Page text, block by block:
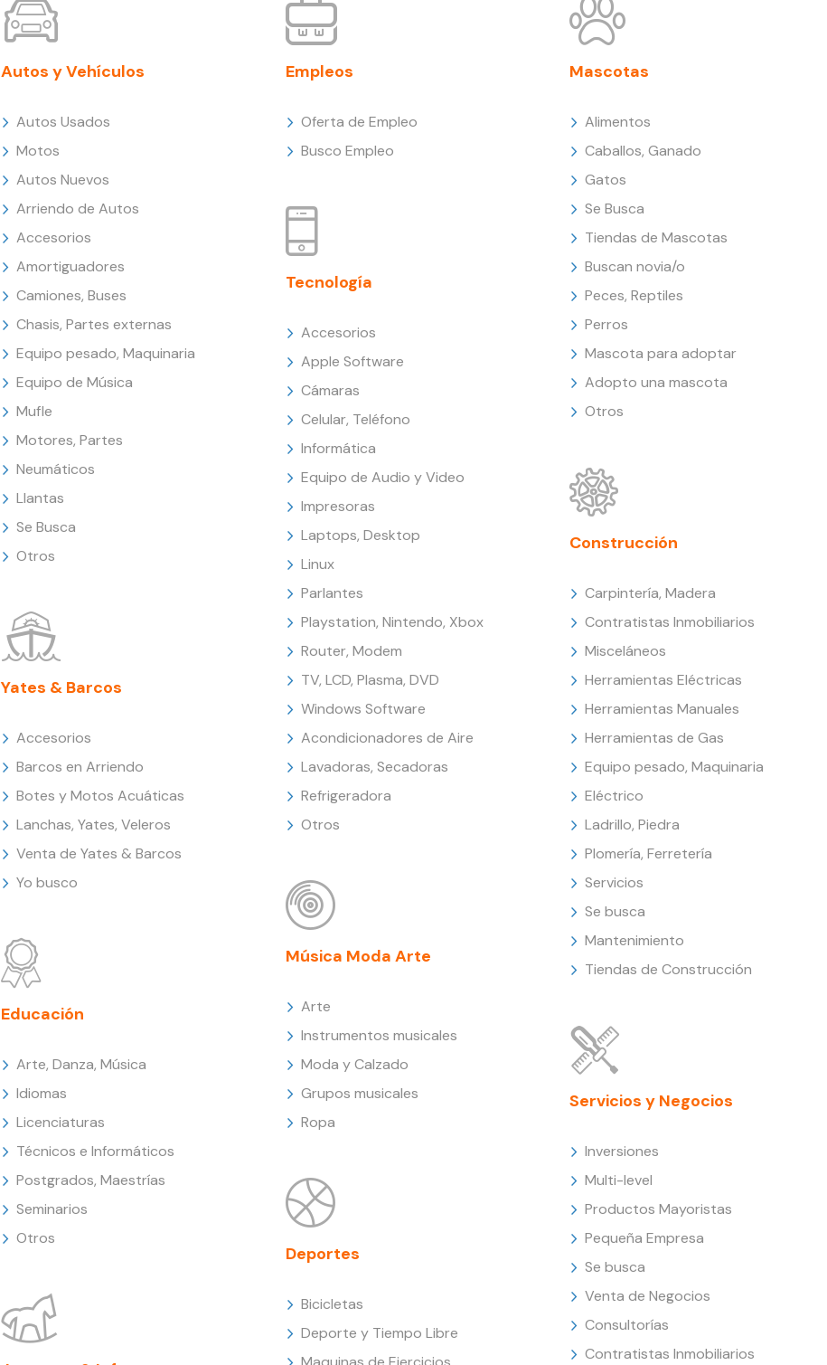
Autos y Vehículos
Autos Usados
Motos
Autos Nuevos
Arriendo de Autos
Accesorios
Amortiguadores
Camiones, Buses
Chasis, Partes externas
Equipo pesado, Maquinaria
Equipo de Música
Mufle
Motores, Partes
Neumáticos
Llantas
Se Busca
Otros
Yates & Barcos
Accesorios
Barcos en Arriendo
Botes y Motos Acuáticas
Lanchas, Yates, Veleros
Venta de Yates & Barcos
Yo busco
Educación
Arte, Danza, Música
Idiomas
Licenciaturas
Técnicos e Informáticos
Postgrados, Maestrías
Seminarios
Otros
Empleos
Oferta de Empleo
Busco Empleo
Tecnología
Accesorios
Apple Software
Cámaras
Celular, Teléfono
Informática
Equipo de Audio y Video
Impresoras
Laptops, Desktop
Linux
Parlantes
Playstation, Nintendo, Xbox
Router, Modem
TV, LCD, Plasma, DVD
Windows Software
Acondicionadores de Aire
Lavadoras, Secadoras
Refrigeradora
Otros
Música Moda Arte
Arte
Instrumentos musicales
Moda y Calzado
Grupos musicales
Ropa
Deportes
Bicicletas
Deporte y Tiempo Libre
Mascotas
Alimentos
Caballos, Ganado
Gatos
Se Busca
Tiendas de Mascotas
Buscan novia/o
Peces, Reptiles
Perros
Mascota para adoptar
Adopto una mascota
Otros
Construcción
Carpintería, Madera
Contratistas Inmobiliarios
Misceláneos
Herramientas Eléctricas
Herramientas Manuales
Herramientas de Gas
Equipo pesado, Maquinaria
Eléctrico
Ladrillo, Piedra
Plomería, Ferretería
Servicios
Se busca
Mantenimiento
Tiendas de Construcción
Servicios y Negocios
Inversiones
Multi-level
Productos Mayoristas
Pequeña Empresa
Se busca
Venta de Negocios
Consultorías
Contratistas Inmobiliarios